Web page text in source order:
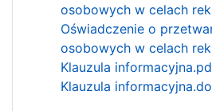
osobowych w celach
Oświadczenie o
osobowych w celach
Klauzula
Klauzula